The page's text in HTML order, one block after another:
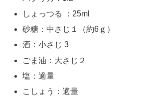
しょっつる ：25ml
砂糖：中さじ１（約6ｇ）
酒：小さじ 3
ごま油：大さじ２
塩：適量
こしょう：適量